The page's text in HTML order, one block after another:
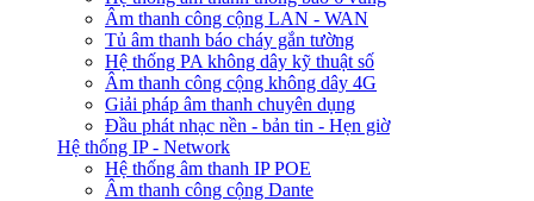
Âm thanh công cộng LAN - WAN
Tủ âm thanh báo cháy gắn tường
Hệ thống PA không dây kỹ thuật số
Âm thanh công cộng không dây 4G
Giải pháp âm thanh chuyên dụng
Đầu phát nhạc nền - bản tin - Hẹn giờ
Hệ thống IP - Network
Hệ thống âm thanh IP POE
Âm thanh công cộng Dante